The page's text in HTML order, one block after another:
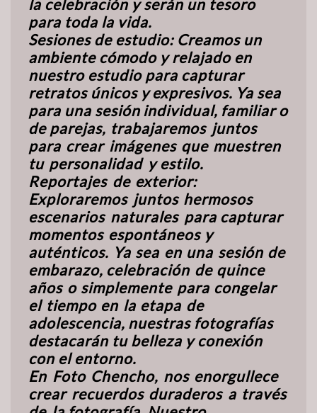
la celebración y serán un tesoro
para toda la vida.
Sesiones de estudio: Creamos un
ambiente cómodo y relajado en
nuestro estudio para capturar
retratos únicos y expresivos. Ya sea
para una sesión individual, familiar o
de parejas, trabajaremos juntos
para crear imágenes que muestren
tu personalidad y estilo.
Reportajes de exterior:
Exploraremos juntos hermosos
escenarios naturales para capturar
momentos espontáneos y
auténticos. Ya sea en una sesión de
embarazo, celebración de quince
años o simplemente para congelar
el tiempo en la etapa de
adolescencia, nuestras fotografías
destacarán tu belleza y conexión
con el entorno.
En Foto Chencho, nos enorgullece
crear recuerdos duraderos a través